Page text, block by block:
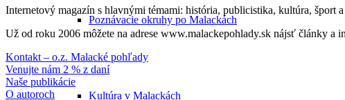
Poznávacie okruhy po Malackách
Kultúra v Malackách
Internetový magazín s hlavnými témami: história, publicistika, kultúra, šport a
Už od roku 2006 môžete na adrese www.malackepohlady.sk nájsť články a
Kontakt – o.z. Malacké pohľady
Venujte nám 2 % z daní
Naše publikácie
O autoroch